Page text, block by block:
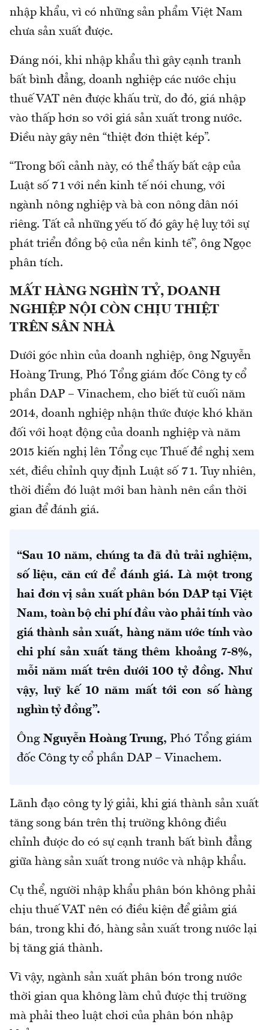
nhập khẩu, vì có những sản phẩm Việt Nam
chưa sản xuất được.
Đáng nói, khi nhập khẩu thì gây cạnh tranh
bất bình đẳng, doanh nghiệp các nước chịu
thuế VAT nên được khấu trừ, do đó, giá nhập
vào thấp hơn so với giá sản xuất trong nước.
Điều này gây nên “thiệt đơn thiệt kép”.
“Trong bối cảnh này, có thể thấy bất cập của
Luật số 71 với nền kinh tế nói chung, với
ngành nông nghiệp và bà con nông dân nói
riêng. Tất cả những yếu tố đó gây hệ luỵ tới sự
phát triển đồng bộ của nền kinh tế”, ông Ngọc
phân tích.
MẤT HÀNG NGHÌN TỶ, DOANH
NGHIỆP NỘI CÒN CHỊU THIỆT
TRÊN SÂN NHÀ
Dưới góc nhìn của doanh nghiệp, ông Nguyễn
Hoàng Trung, Phó Tổng giám đốc Công ty cổ
phần DAP – Vinachem, cho biết từ cuối năm
2014, doanh nghiệp nhận thức được khó khăn
đối với hoạt động của doanh nghiệp và năm
2015 kiến nghị lên Tổng cục Thuế đề nghị xem
xét, điều chỉnh quy định Luật số 71. Tuy nhiên,
thời điểm đó luật mới ban hành nên cần thời
gian để đánh giá.
“Sau 10 năm, chúng tađãđủ trải nghiệm,
số liệu, căn cứ để đánh giá. Làmột trong
haiđơn vị sản xuấtphân bón DAP tại Việt
Nam, toàn bộ chi phí đầu vào phải tính vào
giá thành sản xuất, hàng nămước tính vào
chi phí sản xuất tăng thêm khoảng 7-8%,
mỗi năm mất trên dưới100 tỷ đồng. Như
vậy, luỹ kế 10 năm mấttới con số hàng
nghìntỷ đồng”.
Ông Nguyễn Hoàng Trung, Phó Tổng giám
đốc Công ty cổ phần DAP – Vinachem.
Lãnh đạo công ty lý giải, khi giá thành sản xuất
tăng song bán trên thị trường không điều
chỉnh được do có sự cạnh tranh bất bình đẳng
giữa hàng sản xuất trong nước và nhập khẩu.
Cụ thể, người nhập khẩu phân bón không phải
chịu thuế VAT nên có điều kiện để giảm giá
bán, trong khi đó, hàng sản xuất trong nước lại
bị tăng giá thành.
Vì vậy, ngành sản xuất phân bón trong nước
thời gian qua không làm chủ được thị trường
mà phải theo luật chơi của phân bón nhập